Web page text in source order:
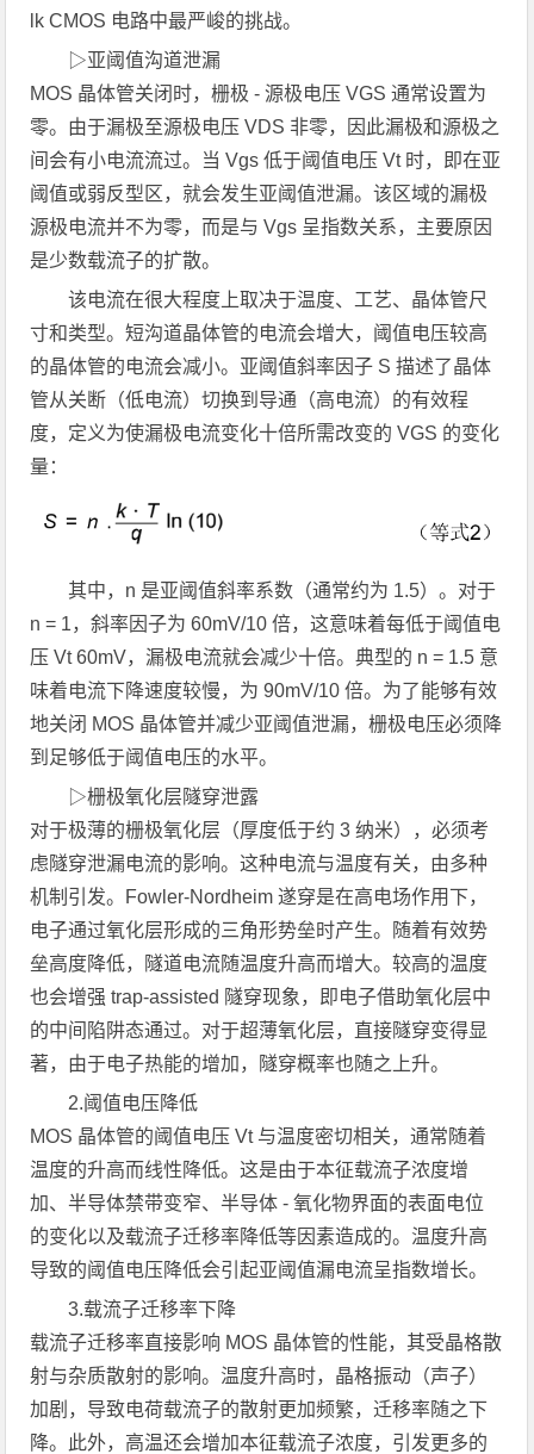
lk CMOS 电路中最严峻的挑战。
▷亚阈值沟道泄漏
MOS 晶体管关闭时，栅极 - 源极电压 VGS 通常设置为
零。由于漏极至源极电压 VDS 非零，因此漏极和源极之
间会有小电流流过。当 Vgs 低于阈值电压 Vt 时，即在亚
阈值或弱反型区，就会发生亚阈值泄漏。该区域的漏极
源极电流并不为零，而是与 Vgs 呈指数关系，主要原因
是少数载流子的扩散。
该电流在很大程度上取决于温度、工艺、晶体管尺
寸和类型。短沟道晶体管的电流会增大，阈值电压较高
的晶体管的电流会减小。亚阈值斜率因子 S 描述了晶体
管从关断（低电流）切换到导通（高电流）的有效程
度，定义为使漏极电流变化十倍所需改变的 VGS 的变化
量：
其中，n 是亚阈值斜率系数（通常约为 1.5）。对于
n = 1，斜率因子为 60mV/10 倍，这意味着每低于阈值电
压 Vt 60mV，漏极电流就会减少十倍。典型的 n = 1.5 意
味着电流下降速度较慢，为 90mV/10 倍。为了能够有效
地关闭 MOS 晶体管并减少亚阈值泄漏，栅极电压必须降
到足够低于阈值电压的水平。
▷栅极氧化层隧穿泄露
对于极薄的栅极氧化层（厚度低于约 3 纳米），必须考
虑隧穿泄漏电流的影响。这种电流与温度有关，由多种
机制引发。Fowler-Nordheim 遂穿是在高电场作用下，
电子通过氧化层形成的三角形势垒时产生。随着有效势
垒高度降低，隧道电流随温度升高而增大。较高的温度
也会增强 trap-assisted 隧穿现象，即电子借助氧化层中
的中间陷阱态通过。对于超薄氧化层，直接隧穿变得显
著，由于电子热能的增加，隧穿概率也随之上升。
2.阈值电压降低
MOS 晶体管的阈值电压 Vt 与温度密切相关，通常随着
温度的升高而线性降低。这是由于本征载流子浓度增
加、半导体禁带变窄、半导体 - 氧化物界面的表面电位
的变化以及载流子迁移率降低等因素造成的。温度升高
导致的阈值电压降低会引起亚阈值漏电流呈指数增长。
3.载流子迁移率下降
载流子迁移率直接影响 MOS 晶体管的性能，其受晶格散
射与杂质散射的影响。温度升高时，晶格振动（声子）
加剧，导致电荷载流子的散射更加频繁，迁移率随之下
降。此外，高温还会增加本征载流子浓度，引发更多的